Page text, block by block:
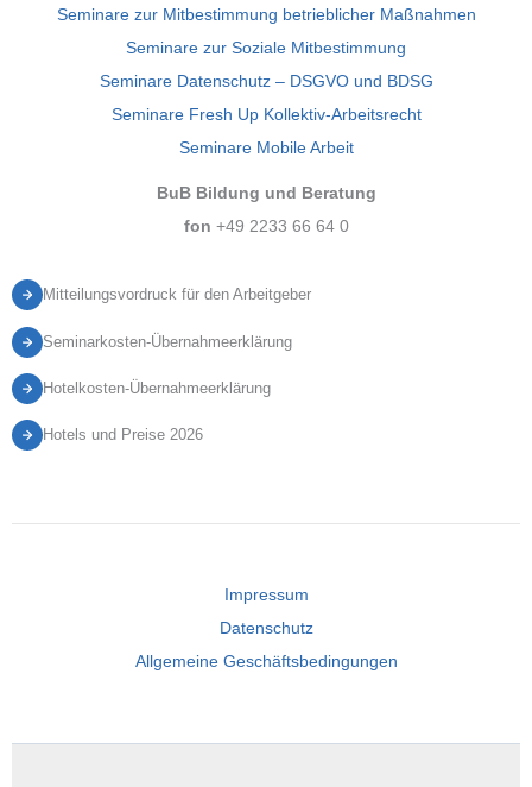
Seminare zur Mitbestimmung betrieblicher Maßnahmen
Seminare zur Soziale Mitbestimmung
Seminare Datenschutz – DSGVO und BDSG
Seminare Fresh Up Kollektiv-Arbeitsrecht
Seminare Mobile Arbeit
BuB Bildung und Beratung
fon +49 2233 66 64 0
Mitteilungsvordruck für den Arbeitgeber
Seminarkosten-Übernahmeerklärung
Hotelkosten-Übernahmeerklärung
Hotels und Preise 2026
Impressum
Datenschutz
Allgemeine Geschäftsbedingungen